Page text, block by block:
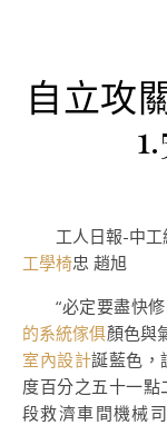
自立攻
工人日報-中
工學椅忠 趙旭
“必定要盡快
的系統傢俱顏色與
室內設計誕藍色，
度百分之五十一點
段救濟車間機械